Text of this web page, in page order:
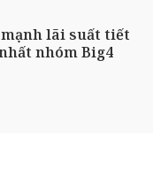
mạnh lãi suất tiết
nhóm Big4